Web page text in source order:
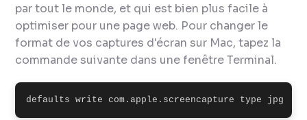
par tout le monde, et qui est bien plus facile à
optimiser pour une page web. Pour changer le
format de vos captures d'écran sur Mac, tapez la
commande suivante dans une fenêtre Terminal.
defaults write com.apple.screencapture type jpg